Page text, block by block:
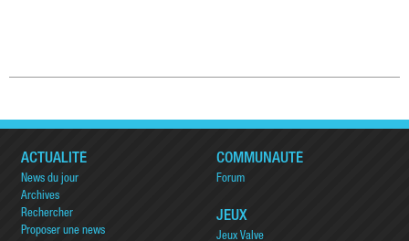
ACTUALITÉ
News du jour
Archives
Rechercher
Proposer une news
COMMUNAUTÉ
Forum
JEUX
Jeux Valve